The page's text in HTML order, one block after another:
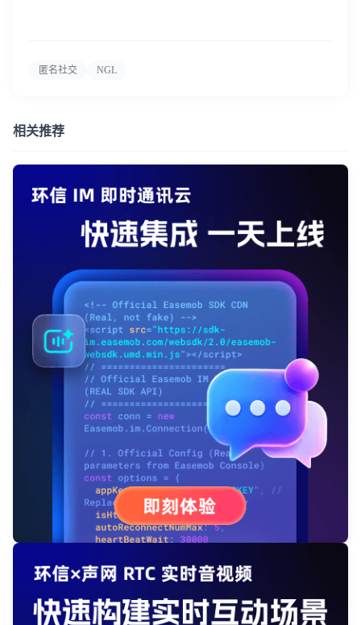
匿名社交 NGL
相关推荐
我已阅读并同意通讯云服务条款和通讯云隐私政策
提交
不了，谢谢
登录即时通讯云
登录客服云